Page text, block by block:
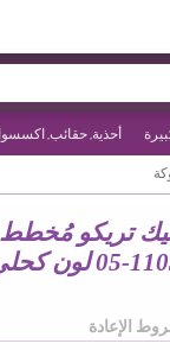
أحذية, حقائب,
تريكو
كحلي 11037-05
الإعادة